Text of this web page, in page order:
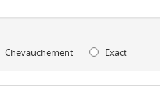
Chevauchement Exact